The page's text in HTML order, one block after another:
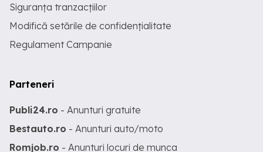
Siguranța tranzacțiilor
Modifică setările de confidențialitate
Regulament Campanie
Parteneri
Publi24.ro - Anunturi gratuite
Bestauto.ro - Anunturi auto/moto
Romjob.ro - Anunturi locuri de munca